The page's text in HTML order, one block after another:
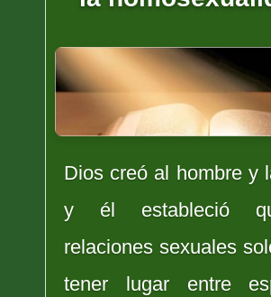
Dios creó al hombre y
y él estableció
relaciones sexuales
tener lugar entre